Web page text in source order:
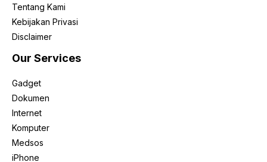
Tentang Kami
Kebijakan Privasi
Disclaimer
Our Services
Gadget
Dokumen
Internet
Komputer
Medsos
iPhone